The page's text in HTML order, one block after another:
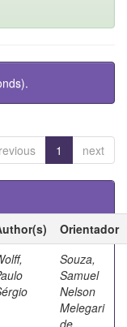
1 next
Orientador
Souza,
Samuel
Nelson
Melegari
de